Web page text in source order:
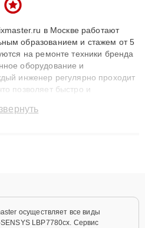
в Москве работают
образованием и стажем от 5
на ремонте техники бренда
оборудование и
инженер регулярно проходит
позволяет быстро и
Наши мастера решают
осуществляет все виды
LBP7780cx. Сервис